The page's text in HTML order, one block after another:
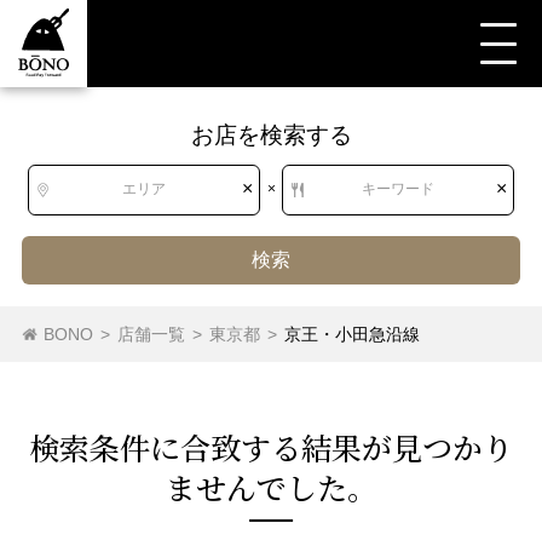
お店を検索する
エリア × × キーワード ×
検索
BONO > 店舗一覧 > 東京都 > 京王・小田急沿線
すべて 東京都 京王・小田急沿線
目黒・白金・五反田 銀座・新橋・有楽町
渋谷・恵比寿・代官山 中野～西荻窪
新宿・代々木・大久保 吉祥寺・三鷹・武蔵境
西武沿線
すべて レストラン（その他）
レストラン（その他）
バイキング
バイキング デリカテッセン シーフード
にんにく料理 野菜料理
検索条件に合致する結果が⾒つかり
ませんでした。